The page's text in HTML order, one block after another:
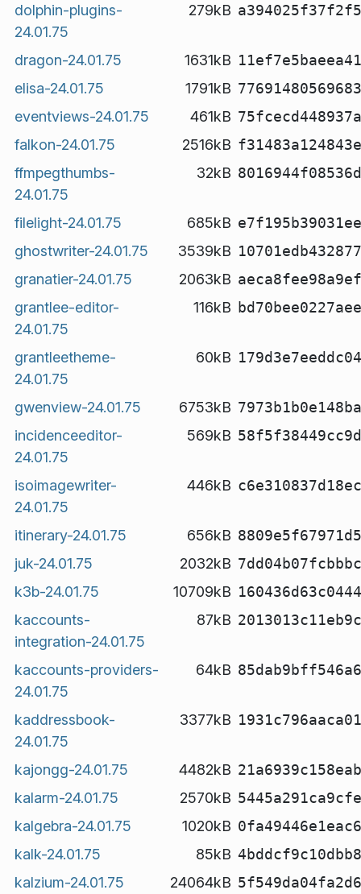
dolphin-plugins-
24.01.75
279kB
dragon-24.01.75 1631kB
elisa-24.01.75
1791kB
eventviews-24.01.75
461kB
falkon-24.01.75
2516kB
ffmpegthumbs-
24.01.75
32kB
filelight-24.01.75 685kB
ghostwriter-24.01.75
3539kB
granatier-24.01.75
2063kB
grantlee-editor-
24.01.75
116kB
grantleetheme-
24.01.75
60kB
gwenview-24.01.75 6753kB
incidenceeditor-
24.01.75
569kB
isoimagewriter-
24.01.75
446kB
itinerary-24.01.75 656kB
juk-24.01.75
2032kB
k3b-24.01.75
10709kB
kaccounts-
integration-24.01.75
87kB
kaccounts-providers-
24.01.75
64kB
kaddressbook-
24.01.75
3377kB
kajongg-24.01.75 4482kB
kalarm-24.01.75
2570kB
kalgebra-24.01.75
1020kB
kalk-24.01.75
85kB
kalzium-24.01.75
24064kB